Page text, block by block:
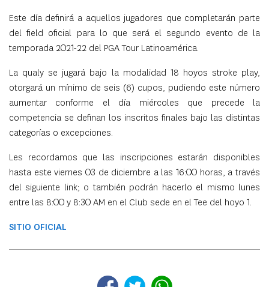
Este día definirá a aquellos jugadores que completarán parte
del field oficial para lo que será el segundo evento de la
temporada 2021-22 del PGA Tour Latinoamérica.
La qualy se jugará bajo la modalidad 18 hoyos stroke play,
otorgará un mínimo de seis (6) cupos, pudiendo este número
aumentar conforme el día miércoles que precede la
competencia se definan los inscritos finales bajo las distintas
categorías o excepciones.
Les recordamos que las inscripciones estarán disponibles
hasta este viernes 03 de diciembre a las 16:00 horas, a través
del siguiente link; o también podrán hacerlo el mismo lunes
entre las 8:00 y 8:30 AM en el Club sede en el Tee del hoyo 1.
SITIO OFICIAL